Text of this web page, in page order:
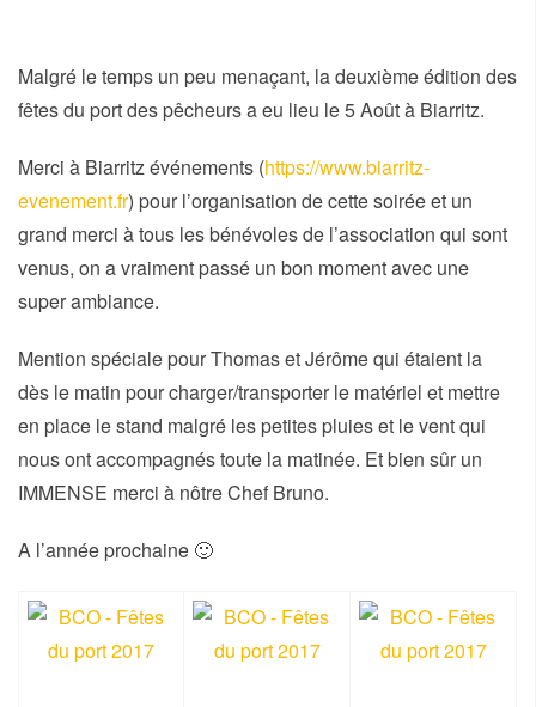
Malgré le temps un peu menaçant, la deuxième édition des
fêtes du port des pêcheurs a eu lieu le 5 Août à Biarritz.
Merci à Biarritz événements (https://www.biarritz-
evenement.fr) pour l’organisation de cette soirée et un
grand merci à tous les bénévoles de l’association qui sont
venus, on a vraiment passé un bon moment avec une
super ambiance.
Mention spéciale pour Thomas et Jérôme qui étaient la
dès le matin pour charger/transporter le matériel et mettre
en place le stand malgré les petites pluies et le vent qui
nous ont accompagnés toute la matinée. Et bien sûr un
IMMENSE merci à nôtre Chef Bruno.
A l’année prochaine 🙂